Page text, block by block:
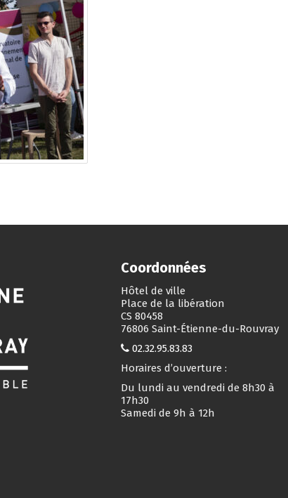
Coordonnées
Hôtel de ville
Place de la libération
CS 80458
76806 Saint-Étienne-du-Rouvray
02.32.95.83.83
Horaires d’ouverture :
Du lundi au vendredi de 8h30 à
17h30
Samedi de 9h à 12h